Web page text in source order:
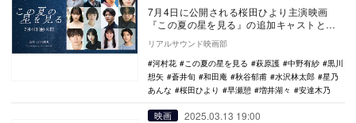
7月4日に公開される桜田ひより主演映画
『この夏の星を見る』の追加キャストとし
て、水沢林太郎、黒川想矢、中野有紗、早
瀬憩、星乃あん…
リアルサウンド映画部
河村花
この夏の星を見る 萩原護 中野有紗
黒川
想矢
蒼井旬 和田庵 秋谷郁甫 水沢林太郎
星乃
あんな
桜田ひより 早瀬憩 増井湖々 安達木乃
映画 2025.03.13 19:00